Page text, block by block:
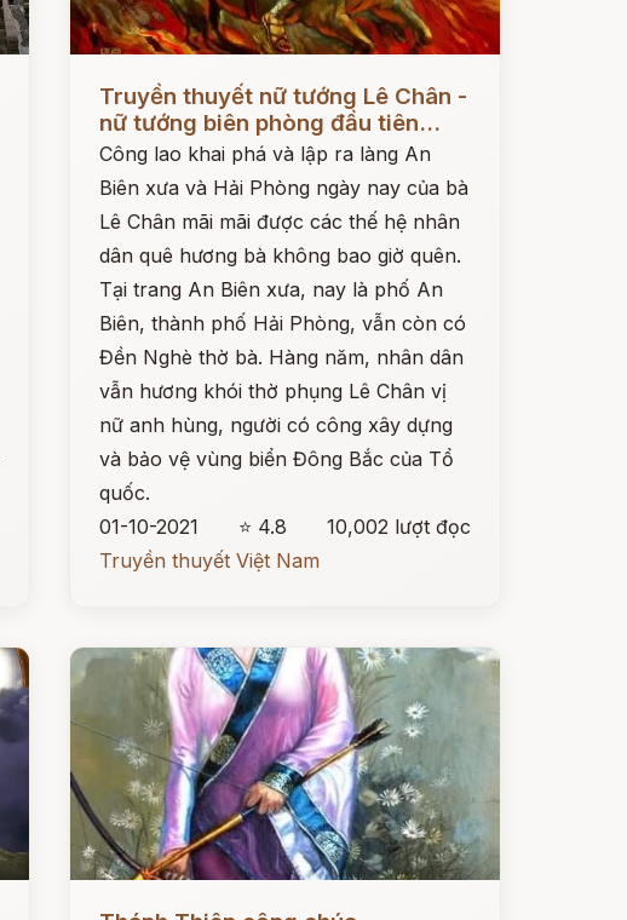
Đọc ngay
Truyền thuyết nữ tướng Lê Chân -
nữ tướng biên phòng đầu tiên...
Công lao khai phá và lập ra làng An
Biên xưa và Hải Phòng ngày nay của bà
Lê Chân mãi mãi được các thế hệ nhân
dân quê hương bà không bao giờ quên.
Tại trang An Biên xưa, nay là phố An
Biên, thành phố Hải Phòng, vẫn còn có
Đền Nghè thờ bà. Hàng năm, nhân dân
vẫn hương khói thờ phụng Lê Chân vị
nữ anh hùng, người có công xây dựng
và bảo vệ vùng biển Đông Bắc của Tổ
quốc.
01-10-2021
⭐ 4.8
10,002 lượt đọc
Truyền thuyết Việt Nam